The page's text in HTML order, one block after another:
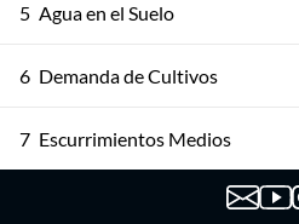
5 Agua en el Suelo
6 Demanda de Cultivos
7 Escurrimientos Medios